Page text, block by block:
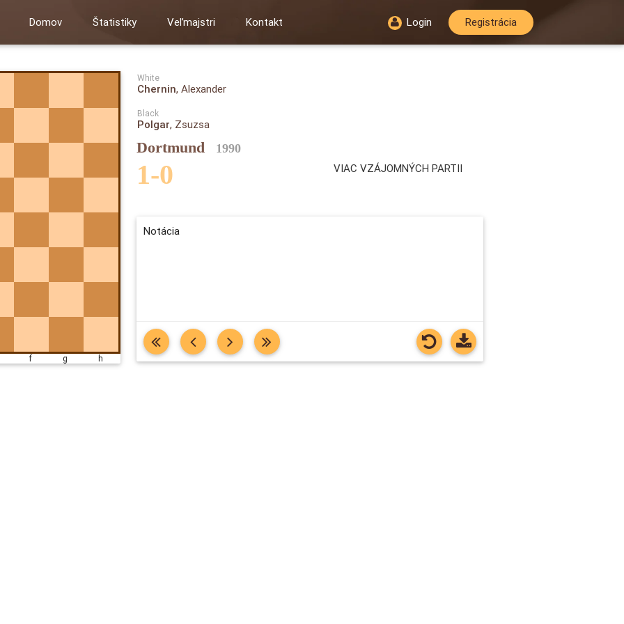
Login Registrácia
Domov Štatistiky Veľmajstri Kontakt
f g h
White
Chernin, Alexander
Black
Polgar, Zsuzsa
Dortmund 1990
VIAC VZÁJOMNÝCH PARTII
1-0
Notácia